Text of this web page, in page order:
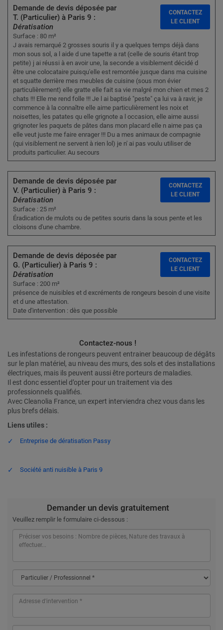
Demande de devis déposée par
T. (Particulier) à Paris 9 :
Dératisation
Surface : 80 m²
J avais remarqué 2 grosses souris il y a quelques temps déjà dans
mon sous sol, a l aide d une tapette a rat (celle de souris étant trop
petite) j ai réussi à en avoir une, la seconde a visiblement décidé d
être une colocataire puisqu'elle est remontée jusque dans ma cuisine
et squatte derrière mes meubles de cuisine (sous mon évier
particulièrement) elle gratte elle fait sa vie malgré mon chien et mes 2
chats !!! Elle me rend folle !!! Je l ai baptisé "peste" ça lui va à ravir, je
commence à la connaître elle aime particulièrement les noix et
noisettes, les patates qu elle grignote a l occasion, elle aime aussi
grignoter les paquets de pâtes dans mon placard elle n aime pas ça
elle veut juste me faire enrager !!! Du a mes animaux de compagnie
(qui visiblement ne servent à rien lol) je n' ai pas voulu utiliser de
produits particulier. Au secours
CONTACTEZ
LE CLIENT
Demande de devis déposée par
V. (Particulier) à Paris 9 :
Dératisation
Surface : 25 m²
Éradication de mulots ou de petites souris dans la sous pente et les
cloisons d'une chambre.
CONTACTEZ
LE CLIENT
Demande de devis déposée par
G. (Particulier) à Paris 9 :
Dératisation
Surface : 200 m²
présence de nuisibles et d excréments de rongeurs besoin d une visite
et d une attestation.
Date d'intervention : dès que possible
CONTACTEZ
LE CLIENT
Contactez-nous !
Les infestations de rongeurs peuvent entrainer beaucoup de dégâts
sur le plan matériel, au niveau des murs, des sols et des installations
électriques, mais ils peuvent aussi être porteurs de maladies.
Il est donc essentiel d’opter pour un traitement via des
professionnels qualifiés.
Avec Cleanolia France, un expert interviendra chez vous dans les
plus brefs délais.
Liens utiles :
Entreprise de dératisation Passy
Société anti nuisible à Paris 9
Demander un devis gratuitement
Veuillez remplir le formulaire ci-dessous :